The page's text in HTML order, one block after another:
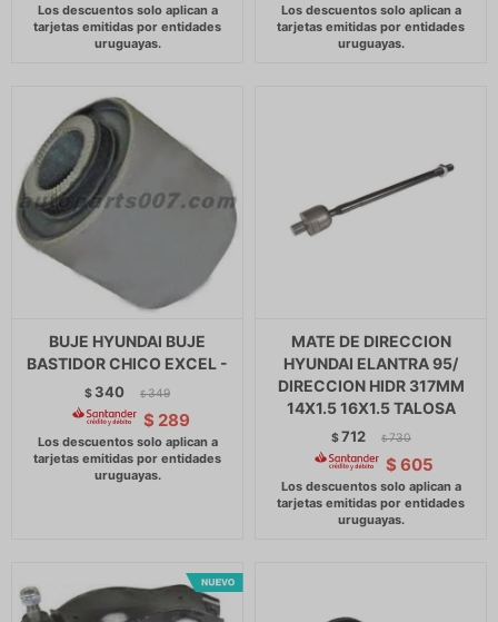
BUJE HYUNDAI BUJE
BASTIDOR CHICO EXCEL -
$ 340 $ 349
$ 289
MATE DE DIRECCION
HYUNDAI ELANTRA 95/
DIRECCION HIDR 317MM
14X1.5 16X1.5 TALOSA
$712 $ 730
$ 605